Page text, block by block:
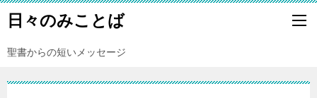
日々のみことば
聖書からの短いメッセージ